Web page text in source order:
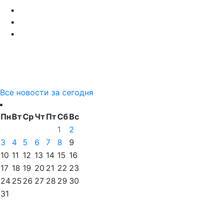
Все новости за сегодня
ПнВтСрЧтПтСбВс
1
2
3
4 5 6 7 8
9
10 11 12 13 14 15 16
17 18 19 20 21 22 23
24 25 26 27 28 29 30
31